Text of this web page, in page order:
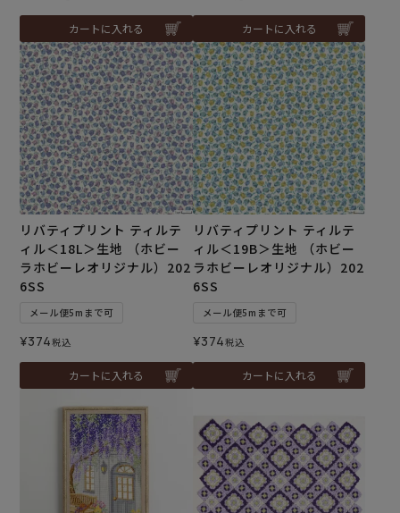
カートに入れる カートに入れる
リバティプリント ティルテ
ィル＜18L＞生地 （ホビー
ラホビーレオリジナル）202
6SS
メール便5mまで可
¥374税込
カートに入れる
リバティプリント ティルテ
ィル＜19B＞生地 （ホビー
ラホビーレオリジナル）202
6SS
メール便5mまで可
¥374税込
カートに入れる